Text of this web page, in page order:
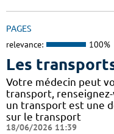
PAGES
relevance: 100%
Les
Votre médecin peut
transport,
un transport est une
sur le transport
18/06/2026 11:39